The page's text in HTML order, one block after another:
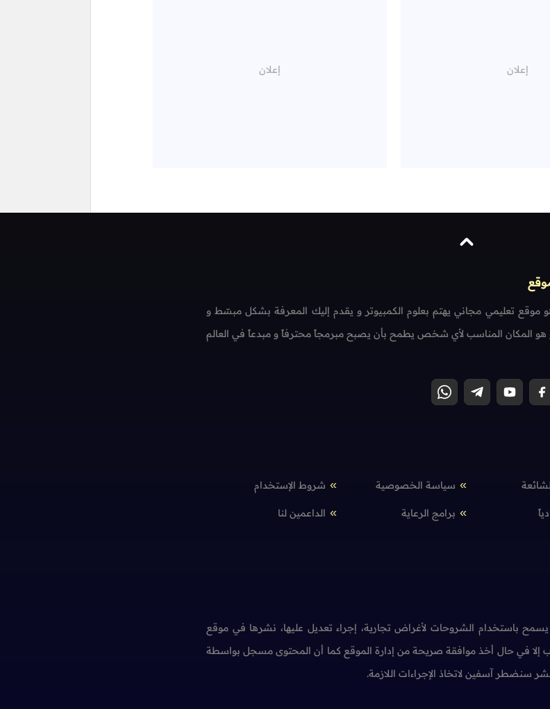
تعليمي مجاني يهتم بعلوم الكمبيوتر و يقدم إليك المعرفة بشكل مبسّط و
المكان المناسب لأي شخص يطمح بأن يصبح مبرمجاً محترفاً و مبدعاً في العالم
سياسة الخصوصية شروط الإستخدام
برامج الرعاية الداعمين لنا
باستخدام الشروحات لأغراض تجارية، إجراء تعديل عليها، نشرها في موقع
في حال أخذ موافقة صريحة من إدارة الموقع كما أن المحتوى مسجل بواسطة